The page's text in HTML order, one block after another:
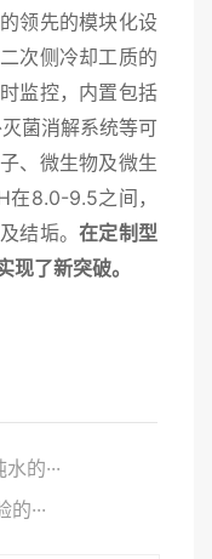
领先的模块化设
次侧冷却工质的
监控，内置包括
菌消解系统等可
、微生物及微生
8.0-9.5之间，
结垢。在定制型
现了新突破。
的···
···